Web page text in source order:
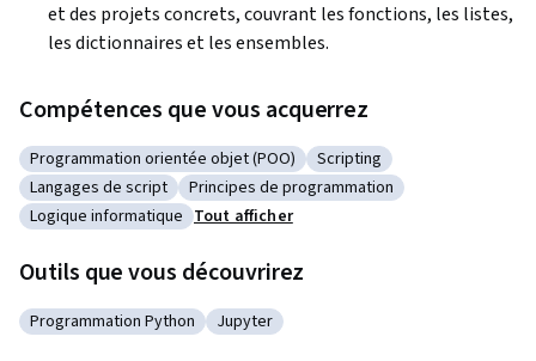
et des projets concrets, couvrant les fonctions, les listes,
les dictionnaires et les ensembles.
Compétences que vous acquerrez
Catégorie : Programmation orientée objet (POO)
Programmation orientée objet (POO) Catégorie : Scripting
Scripting
Catégorie : Langages de script
Langages de script Catégorie : Principes de programmation
Principes de programmation
Catégorie : Logique informatique
Logique informatique Tout afficher
Outils que vous découvrirez
Catégorie : Programmation Python
Programmation Python Catégorie : Jupyter
Jupyter